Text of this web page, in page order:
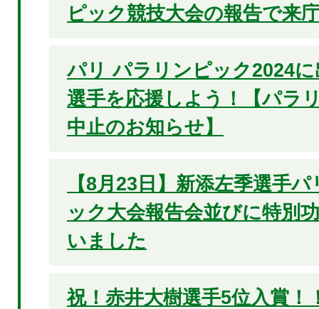
ピック競技大会の報告で来
パリ パラリンピック2024
選手を応援しよう！【パラ
中止のお知らせ】
【8月23日】新添左季選手
ック大会報告会並びに特別
いました
祝！赤井大樹選手5位入賞！